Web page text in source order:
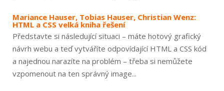
Mariance Hauser, Tobias Hauser, Christian Wenz:
HTML a CSS velká kniha řešení
Představte si následující situaci – máte hotový grafický
návrh webu a teď vytváříte odpovídající HTML a CSS kód
a najednou narazíte na problém – třeba si nemůžete
vzpomenout na ten správný image...